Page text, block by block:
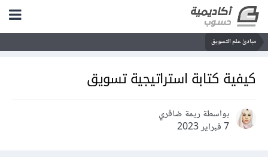
مبادئ علم التسويق
كيفية كتابة استراتيجية تسويق
بواسطة ريمة ضافري
7 فبراير 2023